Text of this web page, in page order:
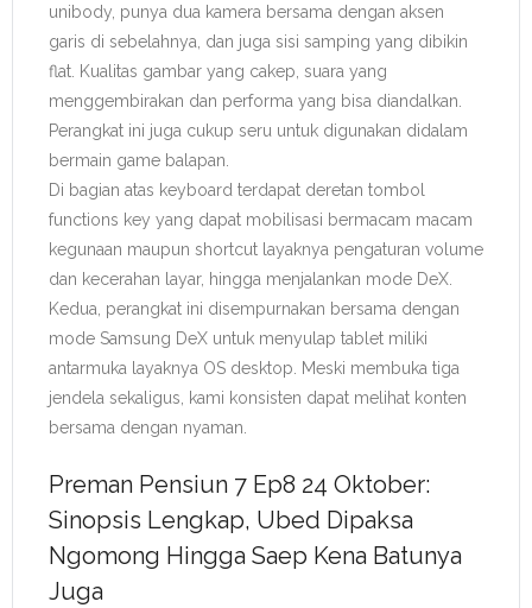
unibody, punya dua kamera bersama dengan aksen
garis di sebelahnya, dan juga sisi samping yang dibikin
flat. Kualitas gambar yang cakep, suara yang
menggembirakan dan performa yang bisa diandalkan.
Perangkat ini juga cukup seru untuk digunakan didalam
bermain game balapan.
Di bagian atas keyboard terdapat deretan tombol
functions key yang dapat mobilisasi bermacam macam
kegunaan maupun shortcut layaknya pengaturan volume
dan kecerahan layar, hingga menjalankan mode DeX.
Kedua, perangkat ini disempurnakan bersama dengan
mode Samsung DeX untuk menyulap tablet miliki
antarmuka layaknya OS desktop. Meski membuka tiga
jendela sekaligus, kami konsisten dapat melihat konten
bersama dengan nyaman.
Preman Pensiun 7 Ep8 24 Oktober:
Sinopsis Lengkap, Ubed Dipaksa
Ngomong Hingga Saep Kena Batunya
Juga